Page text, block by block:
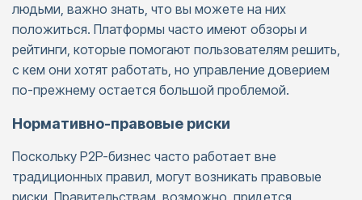
людьми, важно знать, что вы можете на них
положиться. Платформы часто имеют обзоры и
рейтинги, которые помогают пользователям решить,
с кем они хотят работать, но управление доверием
по-прежнему остается большой проблемой.
Нормативно-правовые риски
Поскольку P2P-бизнес часто работает вне
традиционных правил, могут возникать правовые
риски. Правительствам, возможно, придется